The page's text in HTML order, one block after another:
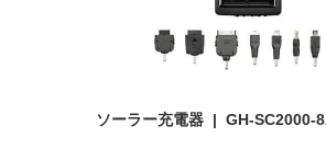
ソーラー充電器 | GH-SC2000-